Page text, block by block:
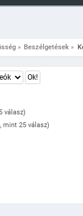
» Beszélgetések »
válasz)
mint 25 válasz)